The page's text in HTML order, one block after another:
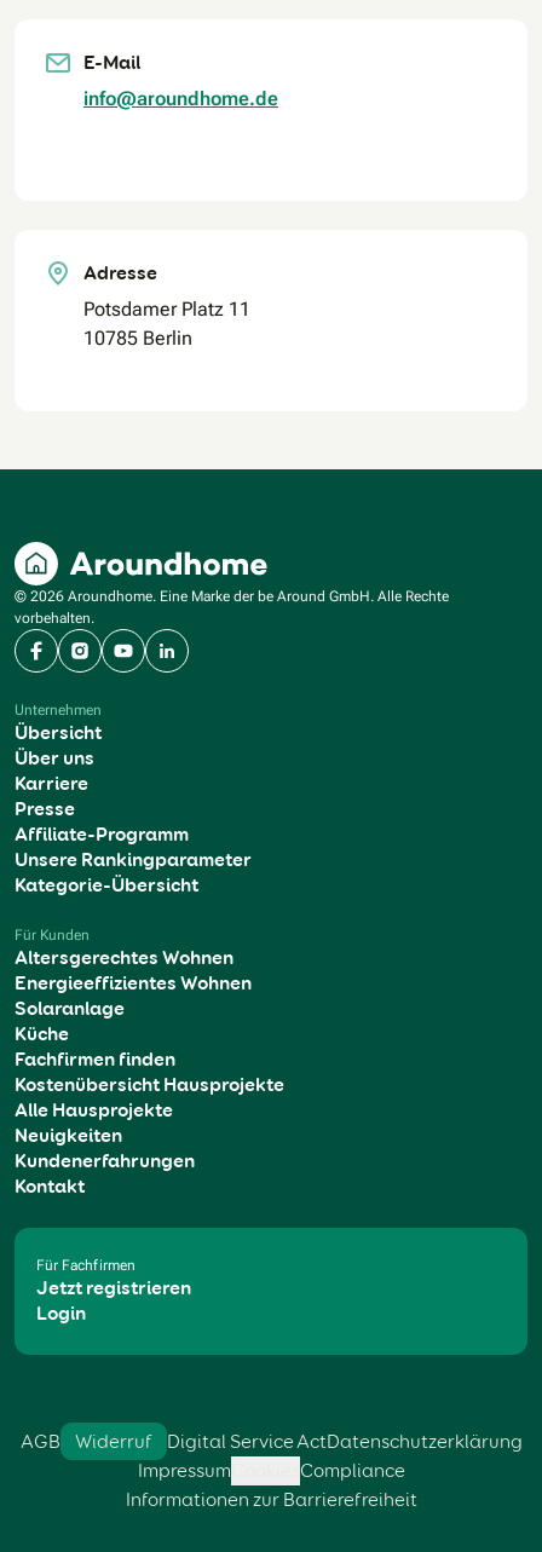
E-Mail
info@aroundhome.de
Adresse
Potsdamer Platz 11
10785 Berlin
© 2026 Aroundhome. Eine Marke der be Around GmbH. Alle Rechte
vorbehalten.
FacebookInstagram
YouTubeLinkedIn
Unternehmen
Übersicht
Über uns
Karriere
Presse
Affiliate-Programm
Unsere Rankingparameter
Kategorie-Übersicht
Für Kunden
Altersgerechtes Wohnen
Energieeffizientes Wohnen
Solaranlage
Küche
Fachfirmen finden
Kostenübersicht Hausprojekte
Alle Hausprojekte
Neuigkeiten
Kundenerfahrungen
Kontakt
Für Fachfirmen
Jetzt registrieren
Login
AGB Widerruf Digital Service ActDatenschutzerklärung
Impressum
Compliance
Informationen zur Barrierefreiheit